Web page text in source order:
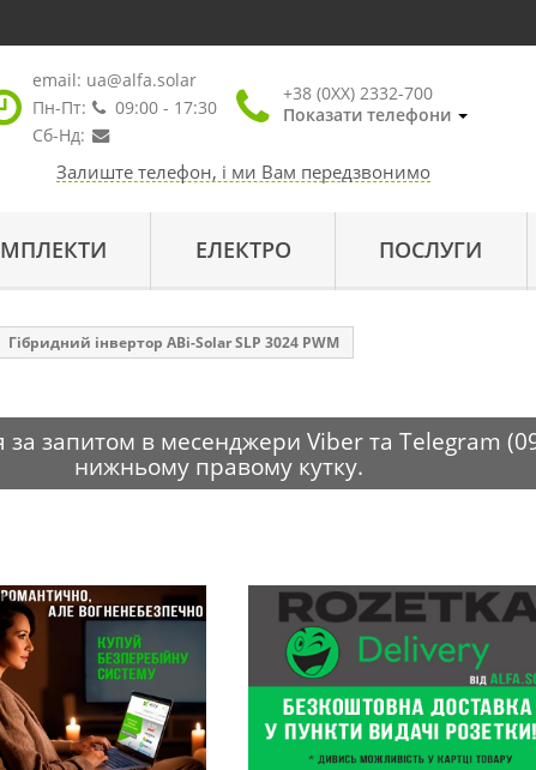
email: ua@alfa.solar
Пн-Пт:
09:00 - 17:30
Сб-Нд:
+38 (0XX) 2332-700
Показати телефони
Залиште телефон, і ми Вам передзвонимо
ЕЛЕКТРО ПОСЛУГИ
Гібридний інвертор ABi-Solar SLP 3024 PWM
за запитом в месенджери Viber та Telegram
нижньому правому кутку.